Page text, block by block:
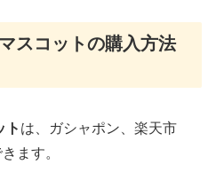
スコットの購入方法
ト は、ガシャポン、楽天市
ます。